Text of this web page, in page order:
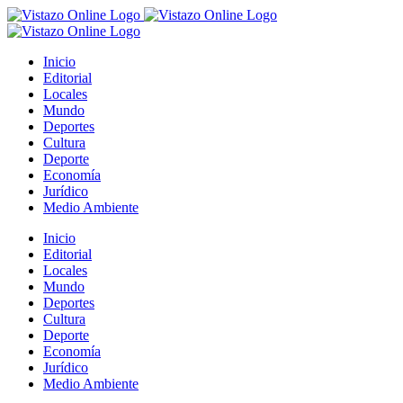
Saltar
al
Inicio
Editorial
Locales
Mundo
Deportes
Cultura
Deporte
Economía
Jurídico
Medio Ambiente
Inicio
Editorial
Locales
Mundo
Deportes
Cultura
Deporte
Economía
Jurídico
Medio Ambiente